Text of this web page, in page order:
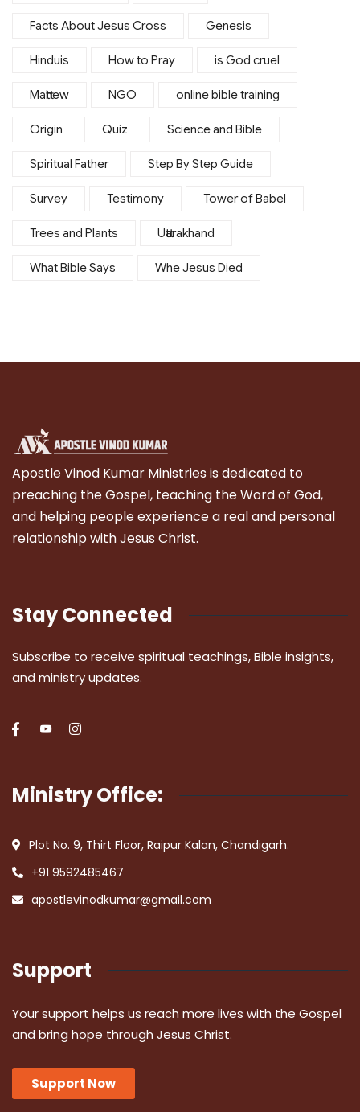
Facts About Jesus Cross Genesis
Hinduis How to Pray is God cruel
Matthew NGO online bible training
Origin Quiz Science and Bible
Spiritual Father Step By Step Guide
Survey Testimony Tower of Babel
Trees and Plants Uttarakhand
What Bible Says Whe Jesus Died
Apostle Vinod Kumar Ministries is dedicated to
preaching the Gospel, teaching the Word of God,
and helping people experience a real and personal
relationship with Jesus Christ.
Stay Connected
Subscribe to receive spiritual teachings, Bible insights,
and ministry updates.
Ministry Office:
Plot No. 9, Thirt Floor, Raipur Kalan, Chandigarh.
+91 9592485467
apostlevinodkumar@gmail.com
Support
Your support helps us reach more lives with the Gospel
and bring hope through Jesus Christ.
Support Now